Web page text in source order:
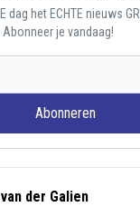
dag het ECHTE nieuws
je vandaag!
Abonneren
der Galien